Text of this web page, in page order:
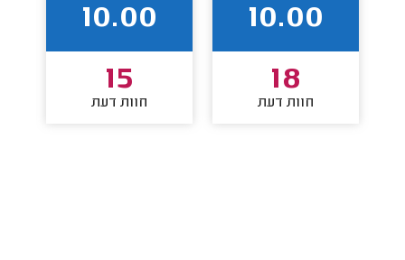
10.00
18
חוות דעת
10.00
15
חוות דעת